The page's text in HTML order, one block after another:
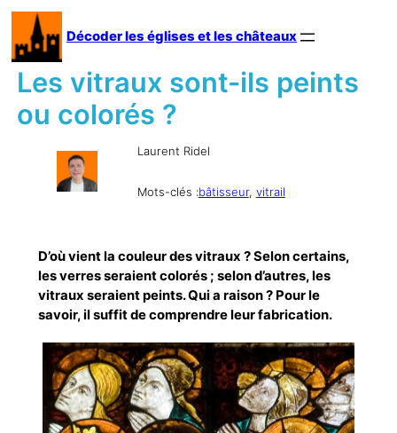
Aller
contenu
Décoder les églises et les châteaux
Les vitraux sont-ils peints
ou colorés ?
Laurent Ridel
Mots-clés :bâtisseur, vitrail
D’où vient la couleur des vitraux ? Selon certains,
les verres seraient colorés ; selon d’autres, les
vitraux seraient peints. Qui a raison ? Pour le
savoir, il suffit de comprendre leur fabrication.